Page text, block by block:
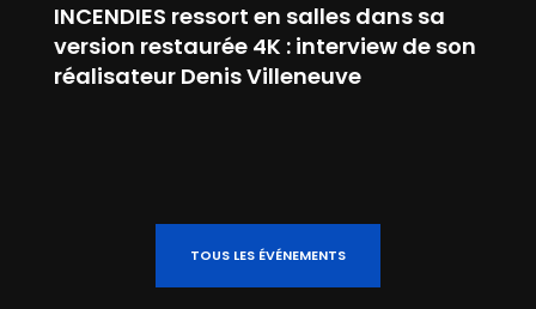
INCENDIES ressort en salles dans sa
version restaurée 4K : interview de son
réalisateur Denis Villeneuve
TOUS LES ÉVÉNEMENTS